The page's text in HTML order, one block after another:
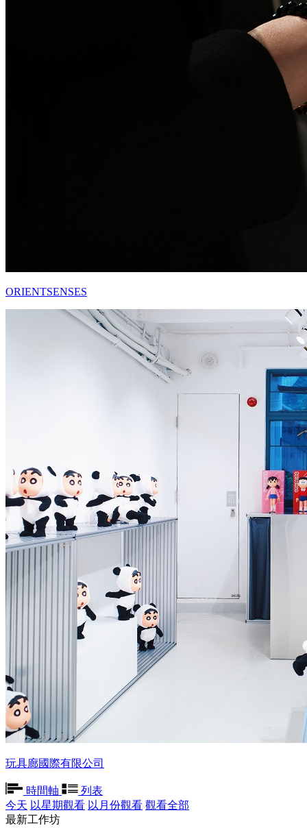
ORIENTSENSES
玩具廊國際有限公司
時間軸
列表
今天 以星期觀看 以月份觀看 觀看全部
最新工作坊